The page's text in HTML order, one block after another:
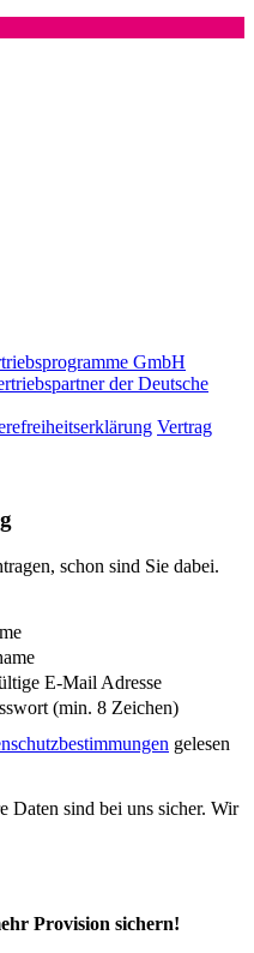
GmbH
der Deutsche
Vertrag
schon sind Sie dabei.
E-Mail Adresse
(min. 8 Zeichen)
gelesen
Daten sind bei uns sicher. Wir
Provision sichern!